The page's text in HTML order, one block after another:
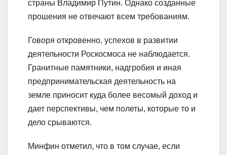
страны Владимир Путин. Однако созданные
прошения не отвечают всем требованиям.
Говоря откровенно, успехов в развитии
деятельности Роскосмоса не наблюдается.
Гранитные памятники, надгробия и иная
предпринимательская деятельность на
земле приносит куда более весомый доход и
дает перспективы, чем полеты, которые то и
дело срываются.
Минфин отметил, что в том случае, если